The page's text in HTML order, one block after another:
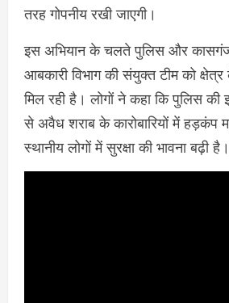
तरह गोपनीय रखी जाएगी।
इस अभियान के चलते पुलिस और
आबकारी विभाग की संयुक्त टीम को
मिल रही है। लोगों ने कहा कि पुलिस की
से अवैध शराब के कारोबारियों में हड़कंप
स्थानीय लोगों में सुरक्षा की भावना बढ़ी है।